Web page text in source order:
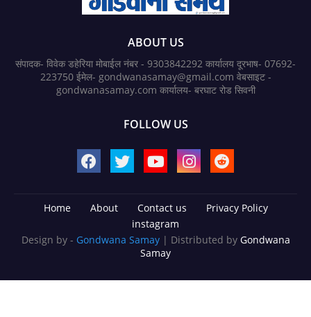
ABOUT US
संपादक- विवेक डहेरिया मोबाईल नंबर - 9303842292 कार्यालय दूरभाष- 07692-
223750 ईमेल- gondwanasamay@gmail.com वेबसाइट -
gondwanasamay.com कार्यालय- बरघाट रोड सिवनी
FOLLOW US
Home About Contact us
Privacy Policy
instagram
Design by - Gondwana Samay | Distributed by Gondwana
Samay